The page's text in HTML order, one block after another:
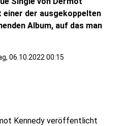
einer der ausgekoppelten
Album, auf das man
06.10.2022 00:15
Kennedy veröffentlicht